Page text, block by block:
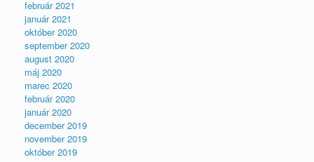
február 2021
január 2021
október 2020
september 2020
august 2020
máj 2020
marec 2020
február 2020
január 2020
december 2019
november 2019
október 2019